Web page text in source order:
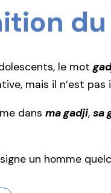
le mot
mais il n’est pas
dans ma gadji, sa
un homme